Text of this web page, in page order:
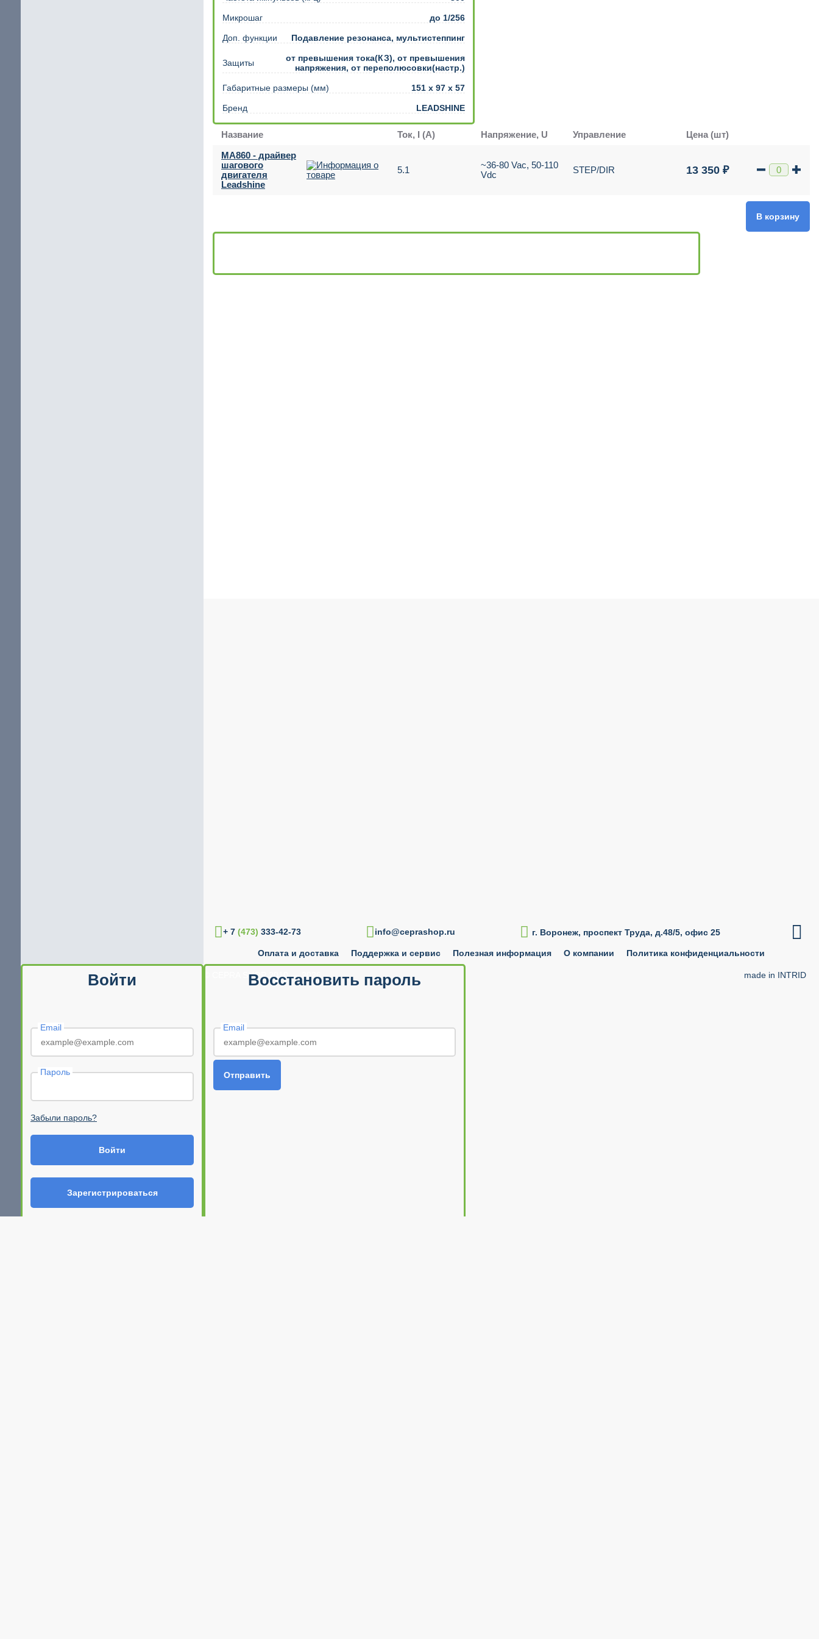
Микрошаг до 1/256
Доп. функции Подавление резонанса, мультистеппинг
Защиты
от превышения тока(КЗ), от превышения
напряжения, от переполюсовки(настр.)
Габаритные размеры (мм) 151 х 97 х 57
Бренд LEADSHINE
Название Ток, I (А) Напряжение, U Управление
Цена (шт)
MA860 - драйвер
шагового
двигателя
Leadshine
5.1
~36-80 Vac, 50-110
Vdc
STEP/DIR 13 350 ₽
В корзину
+ 7 (473) 333-42-73 info@ceprashop.ru  г. Воронеж, проспект Труда, д.48/5, офис 25 
Оплата и доставка Поддержка и сервис Полезная информация О компании Политика конфиденциальности
© CEPRA SHOP 2010 — 2026 made in INTRID
Войти
Email
Пароль
Забыли пароль?
Войти
Зарегистрироваться
Восстановить пароль
Email
Отправить